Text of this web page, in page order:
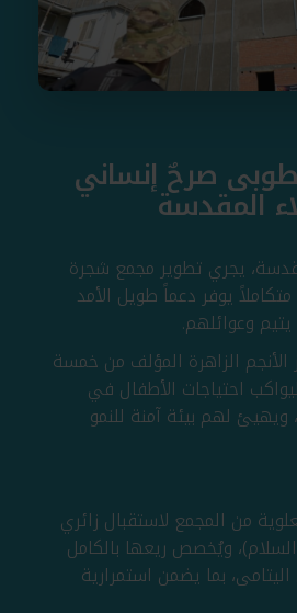
صرحٌ إنساني
المقدسة
يجري تطوير مجمع شجرة
يوفر دعماً طويل الأمد
الزاهرة المؤلف من خمسة
احتياجات الأطفال في
لهم بيئة آمنة للنمو
من المجمع لاستقبال زائري
ويُخصص ريعها بالكامل
بما يضمن استمرارية